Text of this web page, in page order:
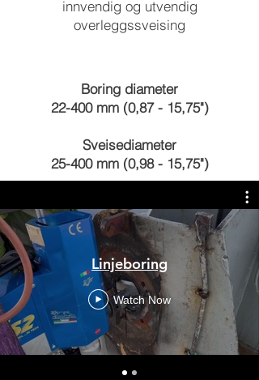
innvendig og utvendig
overleggssveising
Boring diameter
22-400 mm (0,87 - 15,75")
Sveisediameter
25-400 mm (0,98 - 15,75")
Linjeboring
Watch Now